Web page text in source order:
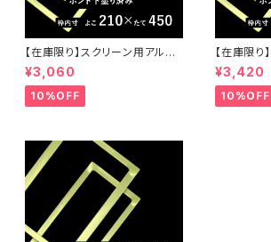
【在庫限り】スクリーン用アルミ
枠（ボンド下塗り済）21センチ×4
5センチ
¥3,060
10%OFF
【在庫限り
枠（ボンド
50センチ
¥3,420
10%OFF